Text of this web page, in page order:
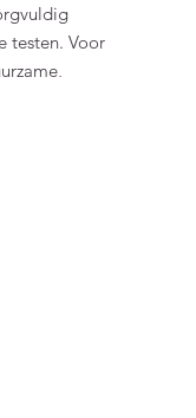
testen. Voor